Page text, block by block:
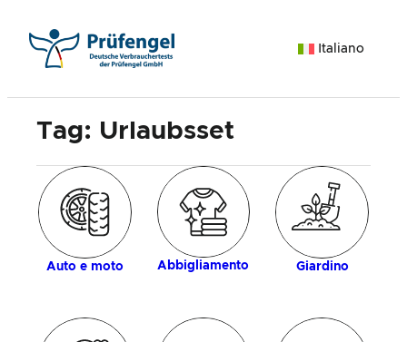
contenuto
Italiano
Tag: Urlaubsset
Auto e moto Abbigliamento Giardino